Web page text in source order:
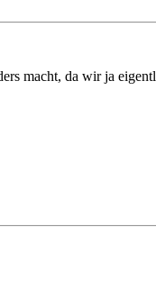
macht, da wir ja